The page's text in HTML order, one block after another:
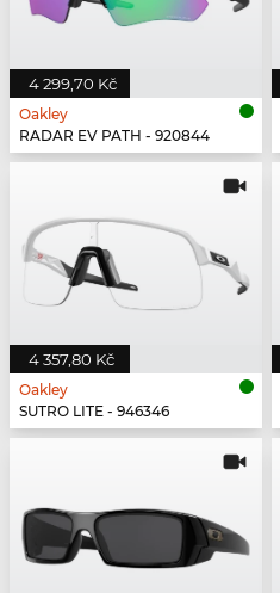
4 299,70 Kč
Oakley
RADAR EV PATH - 920844
4 357,80 Kč
Oakley
SUTRO LITE - 946346